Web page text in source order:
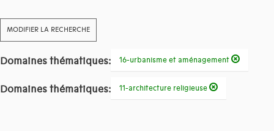
MODIFIER LA RECHERCHE
Domaines thématiques: 16-urbanisme et aménagement
Domaines thématiques: 11-architecture religieuse